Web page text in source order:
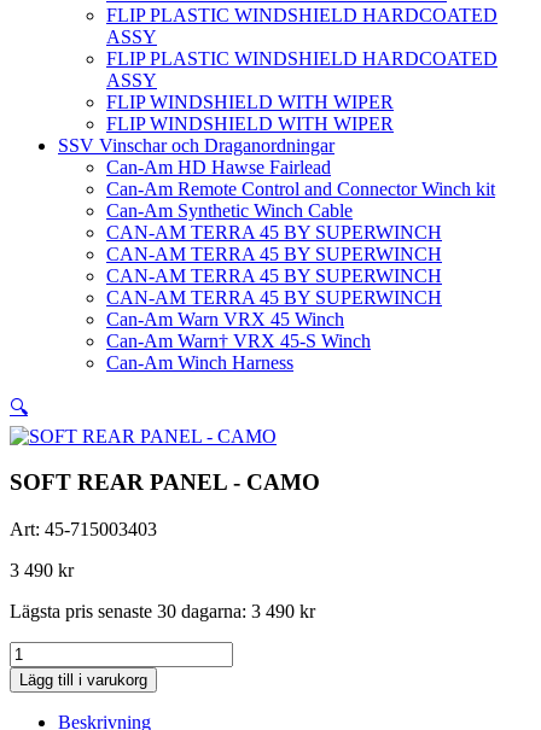
FLIP PLASTIC WINDSHIELD HARDCOATED
ASSY
FLIP PLASTIC WINDSHIELD HARDCOATED
ASSY
FLIP WINDSHIELD WITH WIPER
FLIP WINDSHIELD WITH WIPER
SSV Vinschar och Draganordningar
Can-Am HD Hawse Fairlead
Can-Am Remote Control and Connector Winch kit
Can-Am Synthetic Winch Cable
CAN-AM TERRA 45 BY SUPERWINCH
CAN-AM TERRA 45 BY SUPERWINCH
CAN-AM TERRA 45 BY SUPERWINCH
CAN-AM TERRA 45 BY SUPERWINCH
Can-Am Warn VRX 45 Winch
Can-Am Warn† VRX 45-S Winch
Can-Am Winch Harness
🔍
SOFT REAR PANEL - CAMO
Art: 45-715003403
3 490 kr
Lägsta pris senaste 30 dagarna: 3 490 kr
SOFT
REAR
PANEL
Lägg till i varukorg
Beskrivning